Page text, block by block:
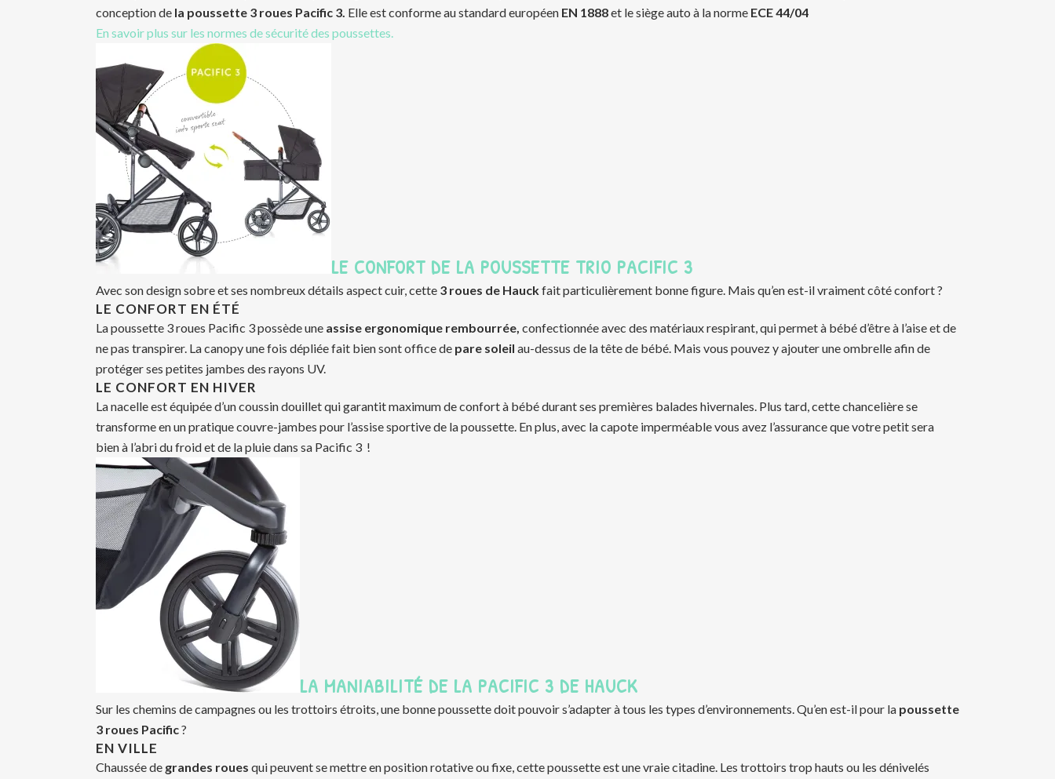
conception de la poussette 3 roues Pacific 3. Elle est conforme au standard européen EN 1888et le siège auto à la norme ECE 44/04
En savoir plus sur les normes de sécurité des poussettes.
LE CONFORT DE LA POUSSETTE TRIO PACIFIC 3
Avec son design sobre et ses nombreux détails aspect cuir, cette 3 roues de Hauckfait particulièrement bonne figure. Mais qu’en est-il vraiment côté confort ?
LE CONFORT EN ÉTÉ
La poussette 3 roues Pacific 3 possède une assise ergonomique rembourrée, confectionnée avec des matériaux respirant, qui permet à bébé d’être à l’aise et de
ne pas transpirer. La canopy une fois dépliée fait bien sont office de pare soleil au-dessus de la tête de bébé. Mais vous pouvez y ajouter une ombrelle afin de
protéger ses petites jambes des rayons UV.
LE CONFORT EN HIVER
La nacelle est équipée d’un coussin douillet qui garantit maximum de confort à bébé durant ses premières balades hivernales. Plus tard, cette chancelière se
transforme en un pratique couvre-jambes pour l’assise sportive de la poussette. En plus, avec la capote imperméable vous avez l’assurance que votre petit sera
bien à l’abri du froid et de la pluie dans sa Pacific 3 !
LA MANIABILITÉ DE LA PACIFIC 3 DE HAUCK
Sur les chemins de campagnes ou les trottoirs étroits, une bonne poussette doit pouvoir s’adapter à tous les types d’environnements. Qu’en est-il pour la poussette
3 roues Pacific?
EN VILLE
Chaussée de grandes roues qui peuvent se mettre en position rotative ou fixe, cette poussette est une vraie citadine. Les trottoirs trop hauts ou les dénivelés